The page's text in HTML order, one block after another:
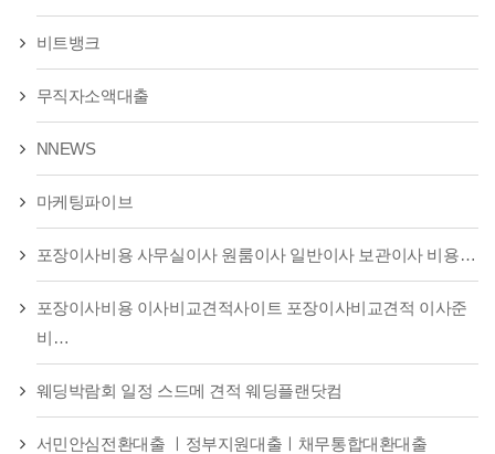
비트뱅크
무직자소액대출
NNEWS
마케팅파이브
포장이사비용 사무실이사 원룸이사 일반이사 보관이사 비용…
포장이사비용 이사비교견적사이트 포장이사비교견적 이사준
비…
웨딩박람회 일정 스드메 견적 웨딩플랜닷컴
서민안심전환대출 ㅣ정부지원대출ㅣ채무통합대환대출